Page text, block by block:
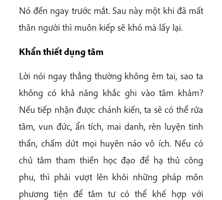
Nó đến ngay trước mắt. Sau này một khi đã mất
thân người thì muôn kiếp sẽ khó mà lấy lại.
Khẩn thiết dụng tâm
Lời nói ngay thẳng thường không êm tai, sao ta
không có khả năng khắc ghi vào tâm khảm?
Nếu tiếp nhận được chánh kiến, ta sẽ có thể rửa
tâm, vun đức, ẩn tích, mai danh, rèn luyện tinh
thần, chấm dứt mọi huyên náo vô ích. Nếu có
chủ tâm tham thiền học đạo để hạ thủ công
phu, thì phải vượt lên khỏi những pháp môn
phương tiện để tâm tư có thể khế hợp với